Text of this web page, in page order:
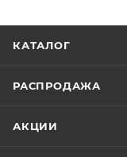
КАТАЛОГ
РАСПРОДАЖА
АКЦИИ